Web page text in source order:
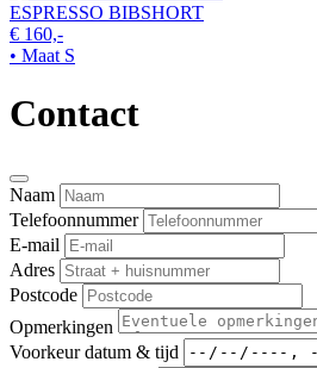
ESPRESSO BIBSHORT
€ 160,-
• Maat S
Contact
Naam
Telefoonnummer
E-mail
Adres
Postcode
Opmerkingen
Voorkeur datum & tijd